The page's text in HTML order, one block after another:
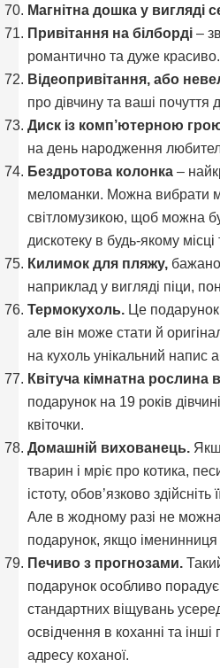
Магнітна дошка у вигляді
Привітання на білборді–
романтично та дуже красиво.
Відеопривітання, або
про дівчину та ваші почуття
Диск із комп’ютерною
на день народження
Бездротова колонка –
меломанки. Можна вибрати
світломузикою, щоб можна
дискотеку в будь-якому
Килимок для пляжу,
наприклад у вигляді піци,
Термокухоль. Це
але він може стати й
на кухоль унікальний напис
Квітуча кімнатна рослина
подарунок на 19 років
квіточки.
Домашній вихованець.
тварин і мріє про котика,
істоту, обов’язково
Але в жодному разі не
подарунок, якщо
Печиво з прогнозами.
подарунок особливо
стандартних віщувань
освідчення в коханні та
адресу коханої.